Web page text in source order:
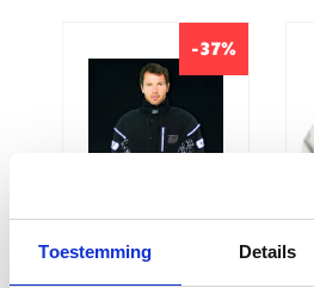
Toestemming Details
prijs
was:
€235,00.
prijs
is:
€165,00.
-37%
Rukka Neon